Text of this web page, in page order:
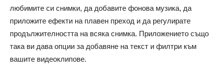
любимите си снимки, да добавите фонова музика, да
приложите ефекти на плавен преход и да регулирате
продължителността на всяка снимка. Приложението също
така ви дава опции за добавяне на текст и филтри към
вашите видеоклипове.